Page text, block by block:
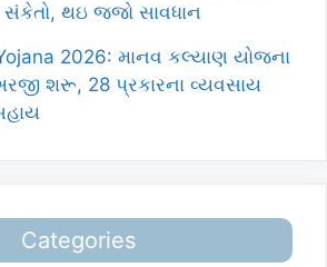
થઇ જજો સાવધાન
2026: માનવ કલ્યાણ યોજના
શરૂ, 28 પ્રકારના વ્યવસાય
Categories